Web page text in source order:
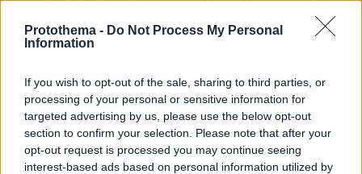
Protothema - Do Not Process My Personal
Information
If you wish to opt-out of the sale, sharing to third parties, or
processing of your personal or sensitive information for
targeted advertising by us, please use the below opt-out
section to confirm your selection. Please note that after your
opt-out request is processed you may continue seeing
interest-based ads based on personal information utilized by
Οι συνομιλίες με το Ιράν είναι σαν μια παρτίδα σκάκι,
Τεχεράνη
πριν 26 λεπτά
Ευρωπαϊκό Πρωτάθλημα Στίβου: Ο σοβαρός
τραυματισμός του Φουρλάνι, έφυγε σε καροτσάκι από
το στάδιο, δείτε βίντεο
πριν 30 λεπτά